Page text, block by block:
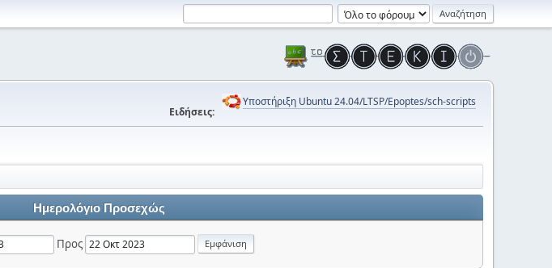
Ειδήσεις:
Υποστήριξη Ubuntu 24.04/LTSP/Epoptes/sch-scripts
Ημερολόγιο Προσεχώς
Προς